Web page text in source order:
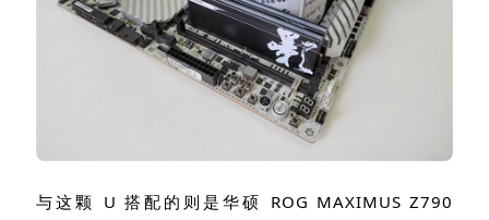
与这颗 U 搭配的则是华硕 ROG MAXIMUS Z790